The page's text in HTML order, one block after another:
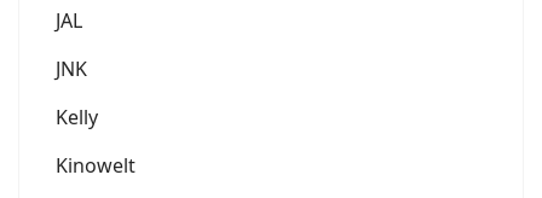
JAL
JNK
Kelly
Kinowelt